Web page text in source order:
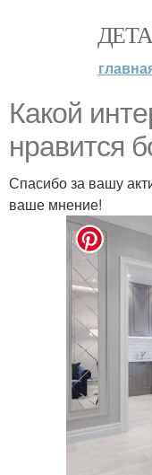
Какой
нравится
Спасибо за вашу
ваше мнение!